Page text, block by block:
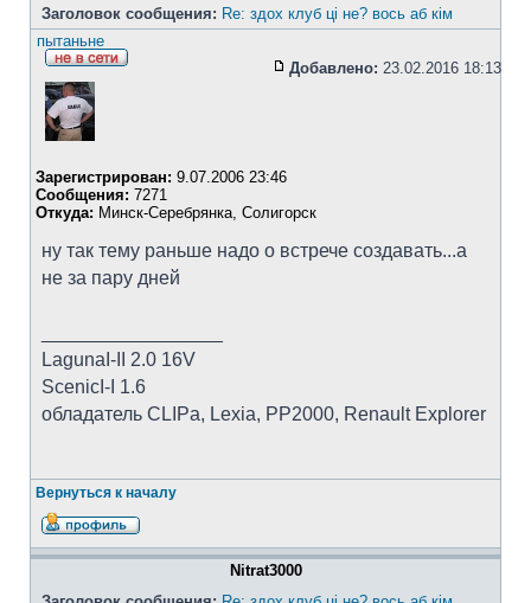
Заголовок сообщения: Re: здох клуб ці не? вось аб кім
пытаньне
Добавлено: 23.02.2016 18:13
Зарегистрирован: 9.07.2006 23:46
Сообщения: 7271
Откуда: Минск-Серебрянка, Солигорск
ну так тему раньше надо о встрече создавать...а
не за пару дней
LagunaI-II 2.0 16V
ScenicI-I 1.6
обладатель CLIPa, Lexia, PP2000, Renault Explorer
Вернуться к началу
Nitrat3000